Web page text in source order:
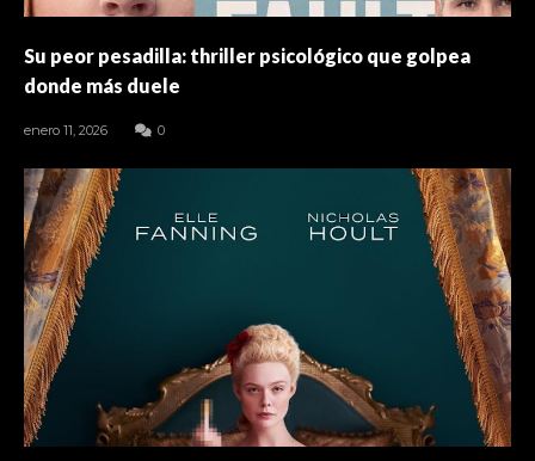
Su peor pesadilla: thriller psicológico que golpea
donde más duele
enero 11, 2026 0